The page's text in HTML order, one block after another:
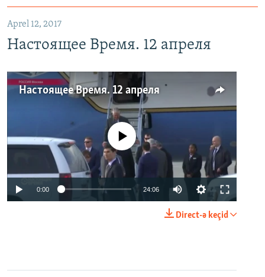
Aprel 12, 2017
Настоящее Время. 12 апреля
Настоящее Время. 12 апреля
No media source currently available
0:00 24:06
Direct-ə keçid